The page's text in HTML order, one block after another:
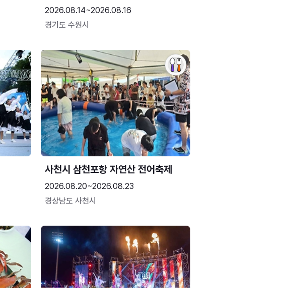
2026.08.14~2026.08.16
경기도 수원시
사천시 삼천포항 자연산 전어축제
2026.08.20~2026.08.23
경상남도 사천시